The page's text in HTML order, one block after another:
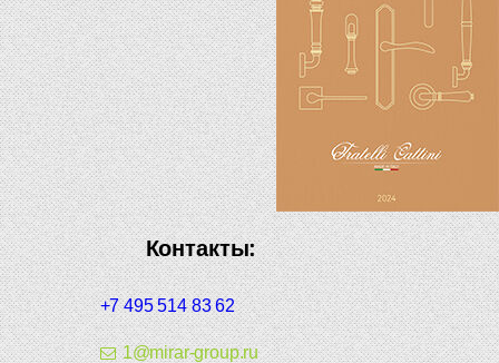
Контакты:
+7 495 514 83 62
1@mirar-group.ru